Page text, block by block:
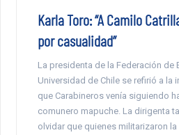
Karla Toro: “A Camilo
por casualidad”
La presidenta de la Federación de
Universidad de Chile se refirió a la
que Carabineros venía siguiendo
comunero mapuche. La dirigenta
olvidar que quienes militarizaron